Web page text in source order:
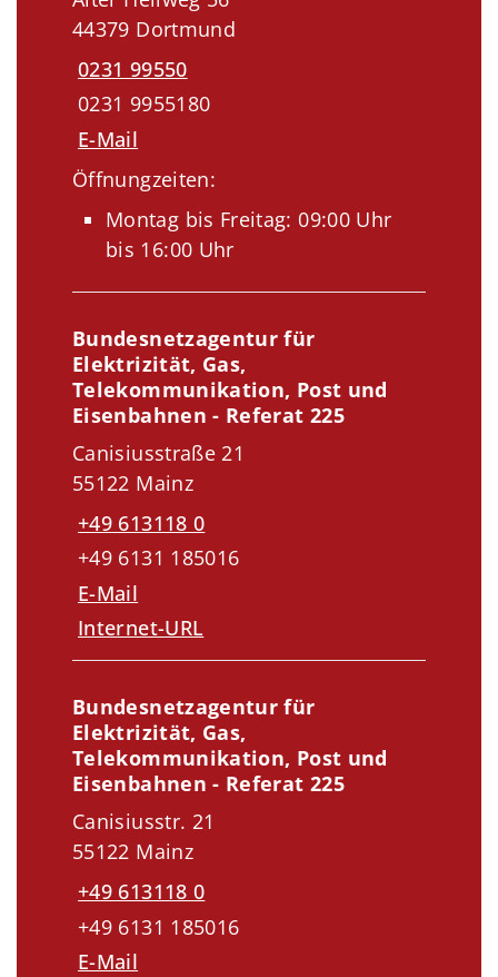
44379 Dortmund
0231 99550
0231 9955180
E-Mail
Öffnungzeiten:
Montag bis Freitag: 09:00 Uhr
bis 16:00 Uhr
Bundesnetzagentur für
Elektrizität, Gas,
Telekommunikation, Post und
Eisenbahnen - Referat 225
Canisiusstraße 21
55122 Mainz
+49 613118 0
+49 6131 185016
E-Mail
Internet-URL
Bundesnetzagentur für
Elektrizität, Gas,
Telekommunikation, Post und
Eisenbahnen - Referat 225
Canisiusstr. 21
55122 Mainz
+49 613118 0
+49 6131 185016
E-Mail